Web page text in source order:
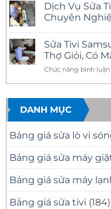
Uy
Tín
–
Nhanh,
Báo
Giá
Minh
Samsung
Tại
Nhà
Uy
Tín
Có
Nhanh,
Đúng
Bệnh
bình
luận
ở
Samsung
Tại
Nhà
Quận
Uy
Có
Mặt
Nhanh
Sau
Phút
Dịch Vụ Sửa
Chuyên
bình
luận
ở
Dịch
Sửa
Samsung
Tại
Nhà
Quận
Chuyên
Sửa Tivi
Thợ Giỏi, Có
Chức năng bình
DANH MỤC
Bảng giá sửa lò vi
Bảng giá sửa máy
Bảng giá sửa máy
Bảng giá sửa tivi (184)